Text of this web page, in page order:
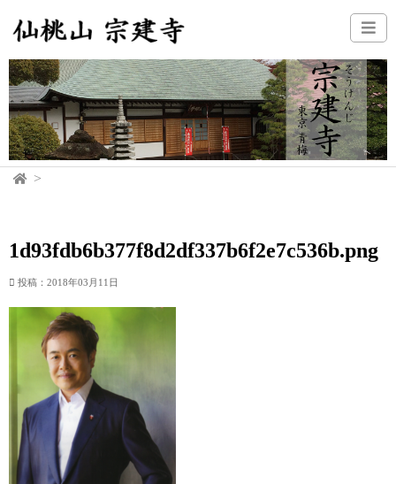
1d93fdb6b377f8d2df337b6f2e7c536b.png
投稿：2018年03月11日